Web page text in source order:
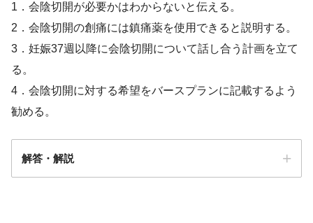
1．会陰切開が必要かはわからないと伝える。
2．会陰切開の創痛には鎮痛薬を使用できると説明する。
3．妊娠37週以降に会陰切開について話し合う計画を立て
る。
4．会陰切開に対する希望をバースプランに記載するよう
勧める。
解答・解説